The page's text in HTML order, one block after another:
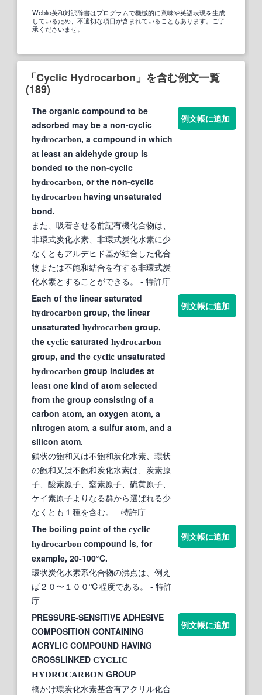
Weblio英和対訳辞書はプログラムで機械的に意味や英語表現を生成
しているため、不適切な項目が含まれていることもあります。ご了
承くださいませ。
「Cyclic Hydrocarbon」を含む例文一覧
(189)
The organic compound to be
adsorbed may be a non-cyclic
hydrocarbon, a compound in which
at least an aldehyde group is
bonded to the non-cyclic
hydrocarbon, or the non-cyclic
hydrocarbon having unsaturated
bond.
また、吸着させる前記有機化合物は、
非環式炭化水素、非環式炭化水素に少
なくともアルデヒド基が結合した化合
物または不飽和結合を有する非環式炭
化水素とすることができる。
- 特許庁
例文帳に追加
Each of the linear saturated
hydrocarbon group, the linear
unsaturated hydrocarbon group,
the cyclic saturated hydrocarbon
group, and the cyclic unsaturated
hydrocarbon group includes at
least one kind of atom selected
from the group consisting of a
carbon atom, an oxygen atom, a
nitrogen atom, a sulfur atom, and a
silicon atom.
鎖状の飽和又は不飽和炭化水素、環状
の飽和又は不飽和炭化水素は、炭素原
子、酸素原子、窒素原子、硫黄原子、
ケイ素原子よりなる群から選ばれる少
なくとも１種を含む。
- 特許庁
例文帳に追加
The boiling point of the cyclic
hydrocarbon compound is, for
example, 20-100°C.
環状炭化水素系化合物の沸点は、例え
ば２０〜１００℃程度である。
- 特許
庁
例文帳に追加
PRESSURE-SENSITIVE ADHESIVE
COMPOSITION CONTAINING
ACRYLIC COMPOUND HAVING
CROSSLINKED CYCLIC
HYDROCARBON GROUP
橋かけ環炭化水素基含有アクリル化合
例文帳に追加